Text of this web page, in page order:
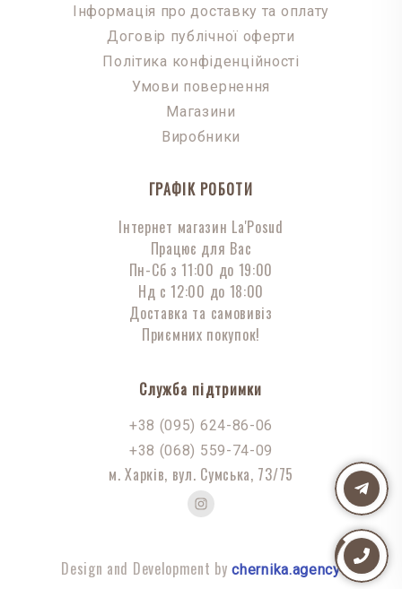
Інформація про доставку та оплату
Договір публічної оферти
Політика конфіденційності
Умови повернення
Магазини
Виробники
ГРАФІК РОБОТИ
Інтернет магазин La'Posud
Працює для Вас
Пн-Сб з 11:00 до 19:00
Нд с 12:00 до 18:00
Доставка та самовивіз
Приємних покупок!
Служба підтримки
+38 (095) 624-86-06
+38 (068) 559-74-09
м. Харків, вул. Сумська, 73/75
Design and Development bychernika.agency